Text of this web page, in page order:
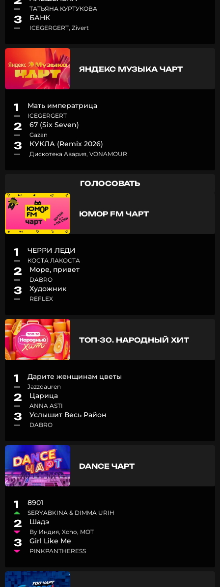
ТАТЬЯНА КУРТУКОВА
3 БАНК
ICEGERGERT, Zivert
ЯНДЕКС МУЗЫКА ЧАРТ
1 Мать императрица
ICEGERGERT
2 67 (Six Seven)
Gazan
3 КУКЛА (Remix 2026)
Дискотека Авария, VONAMOUR
ГОЛОСОВАТЬ
ЮМОР FM ЧАРТ
1 ЧЕРРИ ЛЕДИ
КОСТА ЛАКОСТА
2 Море, привет
DABRO
3 Художник
REFLEX
ТОП-30. НАРОДНЫЙ ХИТ
1 Дарите женщинам цветы
Jazzdauren
2 Царица
ANNA ASTI
3 Услышит Весь Район
DABRO
DANCE ЧАРТ
1 8901
SERYABKINA & DIMMA URIH
2 Шадэ
By Индия, Xcho, MOT
3 Girl Like Me
PINKPANTHERESS